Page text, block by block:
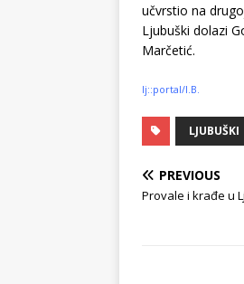
učvrstio na
Ljubuški dolazi
Marčetić.
lj::portal/I.B.
LJUBUŠKI
PREVIOUS
Provale i krađe u